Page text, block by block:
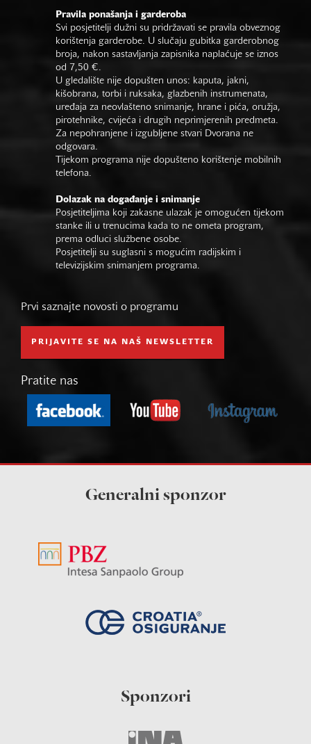
Pravila ponašanja i garderoba
Svi posjetitelji dužni su pridržavati se pravila obveznog
korištenja garderobe. U slučaju gubitka garderobnog
broja, nakon sastavljanja zapisnika naplaćuje se iznos
od 7,50 €.
U gledalište nije dopušten unos: kaputa, jakni,
kišobrana, torbi i ruksaka, glazbenih instrumenata,
uređaja za neovlašteno snimanje, hrane i pića, oružja,
pirotehnike, cvijeća i drugih neprimjerenih predmeta.
Za nepohranjene i izgubljene stvari Dvorana ne
odgovara.
Tijekom programa nije dopušteno korištenje mobilnih
telefona.
Dolazak na događanje i snimanje
Posjetiteljima koji zakasne ulazak je omogućen tijekom
stanke ili u trenucima kada to ne ometa program,
prema odluci službene osobe.
Posjetitelji su suglasni s mogućim radijskim i
televizijskim snimanjem programa.
Prvi saznajte novosti o programu
PRIJAVITE SE NA NAŠ NEWSLETTER
Pratite nas
Generalni sponzor
Sponzori